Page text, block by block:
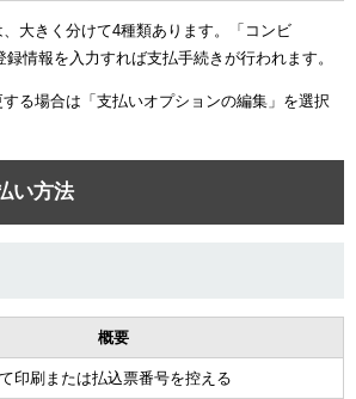
大きく分けて4種類あります。「コンビ
情報を入力すれば支払手続きが行われます。
る場合は「支払いオプションの編集」を選択
い方法
概要
印刷または払込票番号を控える